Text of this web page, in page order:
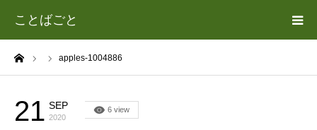
ことばごと
apples-1004886
21 SEP
2020
6 view
ホーム
カテゴリー